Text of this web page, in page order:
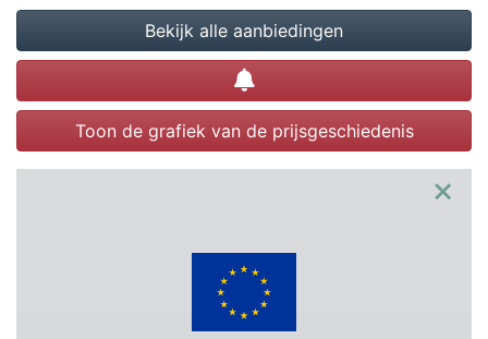
Bekijk alle aanbiedingen
Prijsalert instellen
Toon de grafiek van de prijsgeschiedenis
×